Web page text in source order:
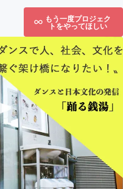
もう一度プロジェク
トをやってほしい